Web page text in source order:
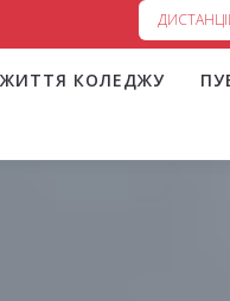
ЖИТТЯ КОЛЕДЖУ